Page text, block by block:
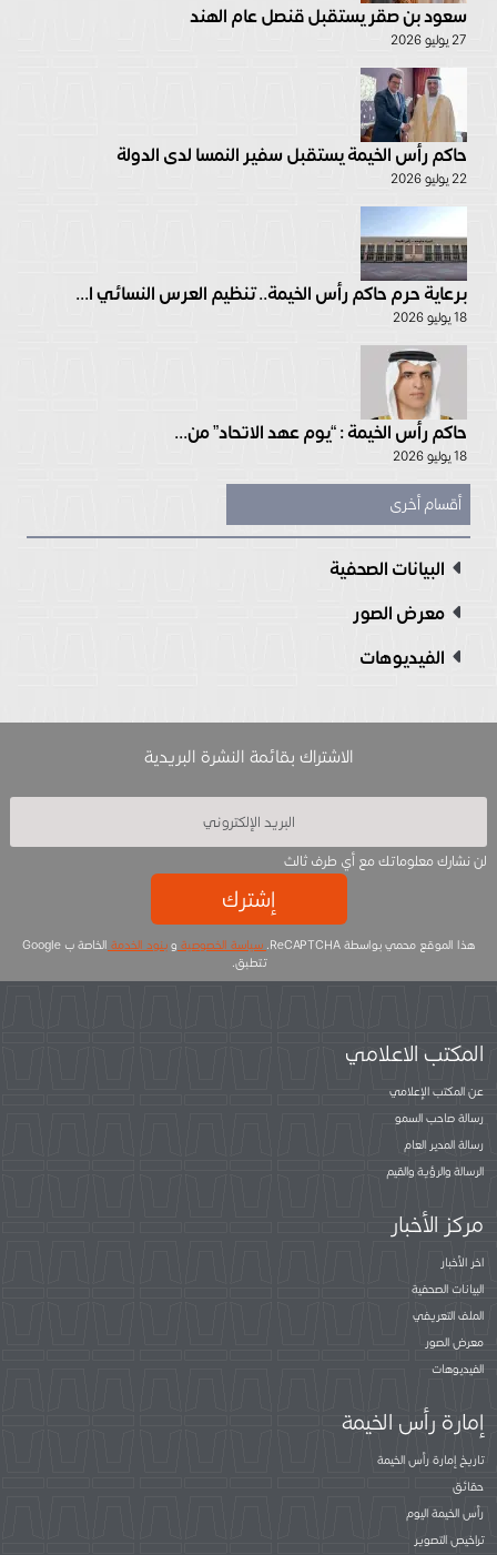
سعود بن صقر يستقبل قنصل عام الهند
27 يوليو 2026
حاكم رأس الخيمة يستقبل سفير النمسا لدى الدولة
22 يوليو 2026
برعاية حرم حاكم رأس الخيمة.. تنظيم العرس النسائي ا...
18 يوليو 2026
حاكم رأس الخيمة : “يوم عهد الاتحاد” من...
18 يوليو 2026
أقسام أخرى
البيانات الصحفية
معرض الصور
الفيديوهات
الاشتراك بقائمة النشرة البريدية
لن نشارك معلوماتك مع أي طرف ثالث
إشترك
هذا الموقع محمي بواسطة ReCAPTCHA. سياسة الخصوصية وبنود الخدمة
الخاصة ب Google
تتطبق.
المكتب الاعلامي
عن المكتب الإعلامي
رسالة صاحب السمو
رسالة المدير العام
الرسالة والرؤية والقيم
مركز الأخبار
اخر الأخبار
البيانات الصحفية
الملف التعريفي
معرض الصور
الفيديوهات
إمارة رأس الخيمة
تاريخ إمارة رأس الخيمة
حقائق
رأس الخيمة اليوم
تراخيص التصوير